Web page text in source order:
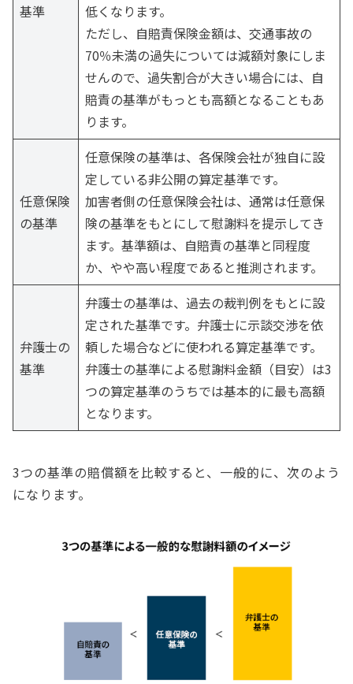
基準
低くなります。
ただし、自賠責保険金額は、交通事故の
70％未満の過失については減額対象にしま
せんので、過失割合が大きい場合には、自
賠責の基準がもっとも高額となることもあ
ります。
任意保険
の基準
任意保険の基準は、各保険会社が独自に設
定している非公開の算定基準です。
加害者側の任意保険会社は、通常は任意保
険の基準をもとにして慰謝料を提示してき
ます。基準額は、自賠責の基準と同程度
か、やや高い程度であると推測されます。
弁護士の
基準
弁護士の基準は、過去の裁判例をもとに設
定された基準です。弁護士に示談交渉を依
頼した場合などに使われる算定基準です。
弁護士の基準による慰謝料金額（目安）は3
つの算定基準のうちでは基本的に最も高額
となります。
3つの基準の賠償額を比較すると、一般的に、次のよう
になります。